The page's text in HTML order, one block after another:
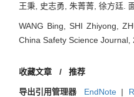
王秉, 史志勇, 朱菁菁, 徐方廷.
WANG Bing, SHI Zhiyong,
China Safety Science Journal,
收藏文章 / 推荐
导出引用管理器 EndNote |